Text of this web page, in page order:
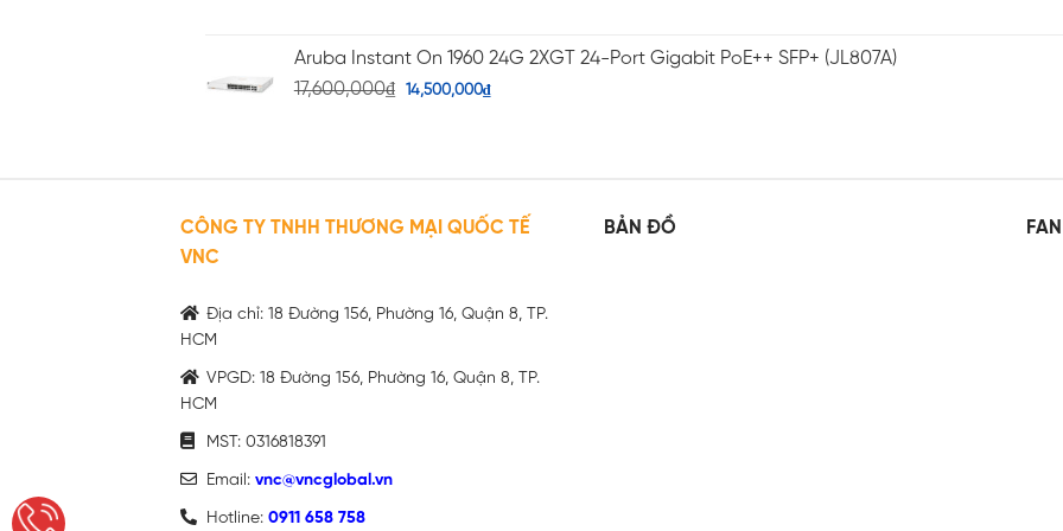
Aruba Instant On 1960 24G 2XGT 24-Port Gigabit PoE++ SFP+ (JL807A)
17,600,000₫ 14,500,000₫
CÔNG TY TNHH THƯƠNG MẠI QUỐC TẾ
VNC
Địa chỉ: 18 Đường 156, Phường 16, Quận 8, TP.
HCM
VPGD: 18 Đường 156, Phường 16, Quận 8, TP.
HCM
MST: 0316818391
Email: vnc@vncglobal.vn
Hotline: 0911 658 758
BẢN ĐỒ